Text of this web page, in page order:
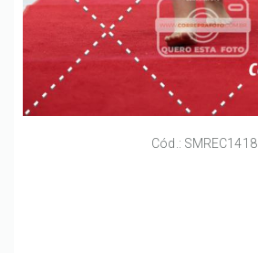
Cód.: SMREC1418